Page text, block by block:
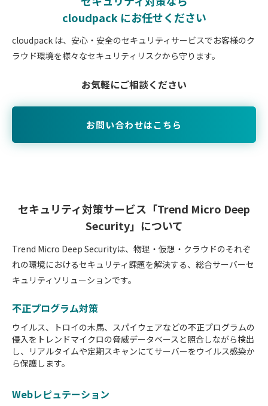
cloudpack にお任せください
cloudpack は、安心・安全のセキュリティサービスでお客様のク
ラウド環境を様々なセキュリティリスクから守ります。
お気軽にご相談ください
お問い合わせはこちら
セキュリティ対策サービス「Trend Micro Deep
Security」について
Trend Micro Deep Securityは、物理・仮想・クラウドのそれぞ
れの環境におけるセキュリティ課題を解決する、総合サーバーセ
キュリティソリューションです。
不正プログラム対策
ウイルス、トロイの木馬、スパイウェアなどの不正プログラムの
侵入をトレンドマイクロの脅威データベースと照合しながら検出
し、リアルタイムや定期スキャンにてサーバーをウイルス感染か
ら保護します。
Webレピュテーション